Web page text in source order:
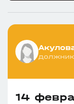
должник
14